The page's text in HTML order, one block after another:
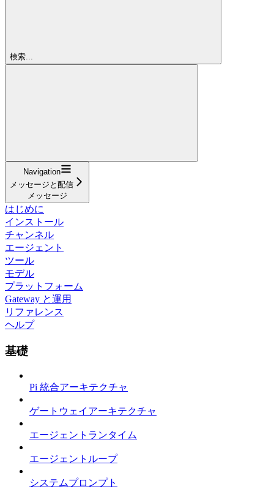
検索...
Navigation
メッセージと配信
メッセージ
はじめに
インストール
チャンネル
エージェント
ツール
モデル
プラットフォーム
Gateway と運用
リファレンス
ヘルプ
基礎
Pi 統合アーキテクチャ
ゲートウェイアーキテクチャ
エージェントランタイム
エージェントループ
システムプロンプト